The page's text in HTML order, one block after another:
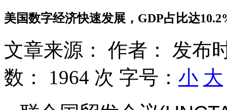
美国数字经济快速发展，GDP占比达
文章来源： 作者：
发布
数： 1964 次 字号： 小 大